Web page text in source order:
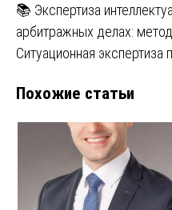
Навигация
по
📚 Экспертиза
арбитражных делах:
Ситуационная
Похожие статьи